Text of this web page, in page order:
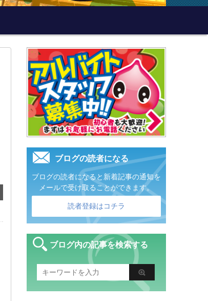
ブログの読者になる
ブログの読者になると新着記事の通知を
メールで受け取ることができます。
読者登録はコチラ
ブログ内の記事を検索する